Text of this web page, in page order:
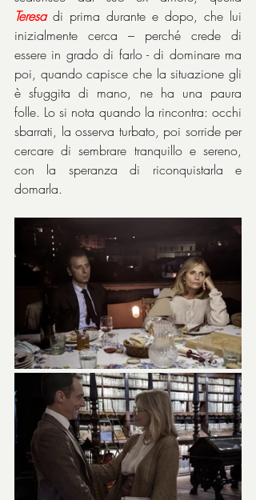
Teresa di prima durante e dopo, che lui
inizialmente cerca – perché crede di
essere in grado di farlo - di dominare ma
poi, quando capisce che la situazione gli
è sfuggita di mano, ne ha una paura
folle. Lo si nota quando la rincontra: occhi
sbarrati, la osserva turbato, poi sorride per
cercare di sembrare tranquillo e sereno,
con la speranza di riconquistarla e
domarla.